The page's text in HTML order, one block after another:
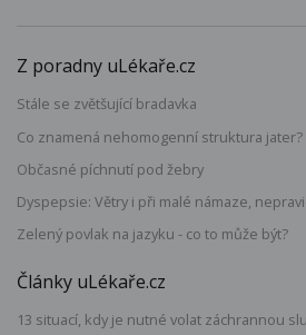
Z poradny uLékaře.cz
Stále se zvětšující bradavka
Co znamená nehomogenní struktura jater?
Občasné píchnutí pod žebry
Dyspepsie: Větry i při malé námaze,
Zelený povlak na jazyku - co to může být?
Články uLékaře.cz
13 situací, kdy je nutné volat záchrannou